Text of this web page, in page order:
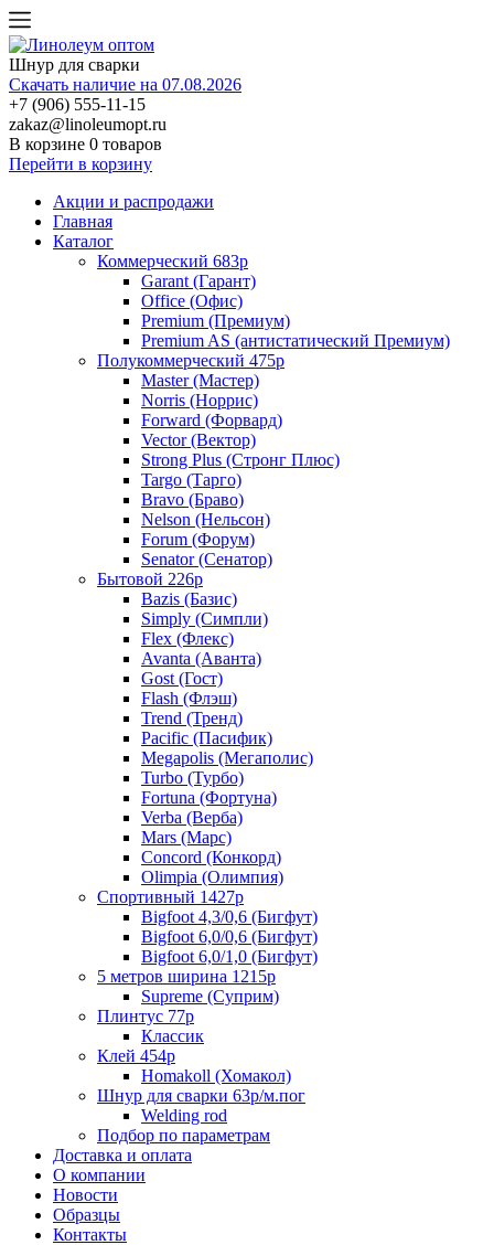
Шнур для сварки
Скачать наличие на 07.08.2026
+7 (906) 555-11-15
zakaz@linoleumopt.ru
В корзине 0 товаров
Перейти в корзину
Акции и распродажи
Главная
Каталог
Коммерческий 683р
Garant (Гарант)
Office (Офис)
Premium (Премиум)
Premium AS (антистатический Премиум)
Полукоммерческий 475р
Master (Мастер)
Norris (Норрис)
Forward (Форвард)
Vector (Вектор)
Strong Plus (Стронг Плюс)
Targo (Тарго)
Bravo (Браво)
Nelson (Нельсон)
Forum (Форум)
Senator (Сенатор)
Бытовой 226р
Bazis (Базис)
Simply (Симпли)
Flex (Флекс)
Avanta (Аванта)
Gost (Гост)
Flash (Флэш)
Trend (Тренд)
Pacific (Пасифик)
Megapolis (Мегаполис)
Turbo (Турбо)
Fortuna (Фортуна)
Verba (Верба)
Mars (Марс)
Concord (Конкорд)
Olimpia (Олимпия)
Спортивный 1427р
Bigfoot 4,3/0,6 (Бигфут)
Bigfoot 6,0/0,6 (Бигфут)
Bigfoot 6,0/1,0 (Бигфут)
5 метров ширина 1215р
Supreme (Суприм)
Плинтус 77р
Классик
Клей 454р
Homakoll (Хомакол)
Шнур для сварки 63р/м.пог
Welding rod
Подбор по параметрам
Доставка и оплата
О компании
Новости
Образцы
Контакты